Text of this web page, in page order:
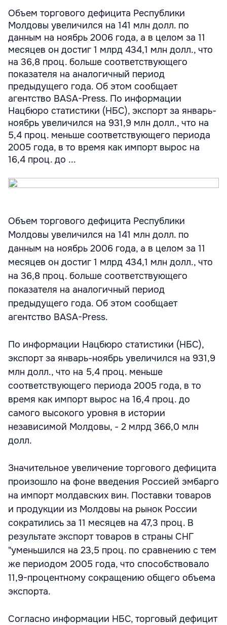
Объем торгового дефицита Республики
Молдовы увеличился на 141 млн долл. по
данным на ноябрь 2006 года, а в целом за 11
месяцев он достиг 1 млрд 434,1 млн долл., что
на 36,8 проц. больше соответствующего
показателя на аналогичный период
предыдущего года. Об этом сообщает
агентство BASA-Press. По информации
Нацбюро статистики (НБС), экспорт за январь-
ноябрь увеличился на 931,9 млн долл., что на
5,4 проц. меньше соответствующего периода
2005 года, в то время как импорт вырос на
16,4 проц. до ...
Объем торгового дефицита Республики
Молдовы увеличился на 141 млн долл. по
данным на ноябрь 2006 года, а в целом за 11
месяцев он достиг 1 млрд 434,1 млн долл., что
на 36,8 проц. больше соответствующего
показателя на аналогичный период
предыдущего года. Об этом сообщает
агентство BASA-Press.
По информации Нацбюро статистики (НБС),
экспорт за январь-ноябрь увеличился на 931,9
млн долл., что на 5,4 проц. меньше
соответствующего периода 2005 года, в то
время как импорт вырос на 16,4 проц. до
самого высокого уровня в истории
независимой Молдовы, - 2 млрд 366,0 млн
долл.
Значительное увеличение торгового дефицита
произошло на фоне введения Россией эмбарго
на импорт молдавских вин. Поставки товаров
и продукции из Молдовы на рынок России
сократились за 11 месяцев на 47,3 проц. В
результате экспорт товаров в страны СНГ
"уменьшился на 23,5 проц. по сравнению с тем
же периодом 2005 года, что способствовало
11,9-процентному сокращению общего объема
экспорта.
Согласно информации НБС, торговый дефицит